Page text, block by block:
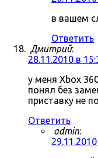
в вашем
Ответить
Дмитрий:
28.11.2010 в
у меня Xbox
понял без
приставку не
Ответить
admin: